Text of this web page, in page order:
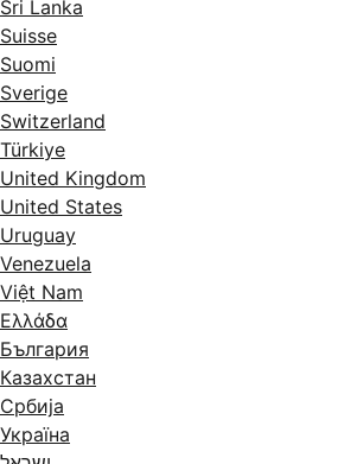
Sri Lanka
Suisse
Suomi
Sverige
Switzerland
Türkiye
United Kingdom
United States
Uruguay
Venezuela
Việt Nam
Ελλάδα
България
Казахстан
Србија
Україна